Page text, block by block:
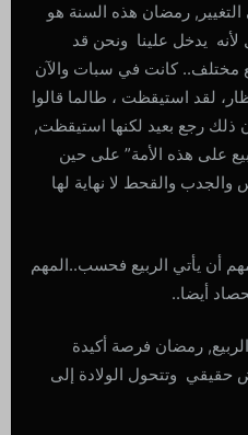
رمضان هذه السنة هو
يدخل علينا ونحن قد
مختلف.. كانت في سبات والآن
لقد استيقظت ، طالما قالوا
ذلك رجع بعيد لكنها استيقظت,
على هذه الأمة” على حين
والقحط لا نهاية لها
أن يأتي الربيع فحسب..المهم
أيضا..
رمضان فرصة أكيدة
حقيقي وتتحول الولادة إلى